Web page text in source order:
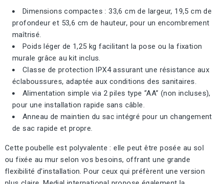
Dimensions compactes : 33,6 cm de largeur, 19,5 cm de
profondeur et 53,6 cm de hauteur, pour un encombrement
maîtrisé.
Poids léger de 1,25 kg facilitant la pose ou la fixation
murale grâce au kit inclus.
Classe de protection IPX4 assurant une résistance aux
éclaboussures, adaptée aux conditions des sanitaires.
Alimentation simple via 2 piles type “AA” (non incluses),
pour une installation rapide sans câble.
Anneau de maintien du sac intégré pour un changement
de sac rapide et propre.
Cette poubelle est polyvalente : elle peut être posée au sol
ou fixée au mur selon vos besoins, offrant une grande
flexibilité d’installation. Pour ceux qui préfèrent une version